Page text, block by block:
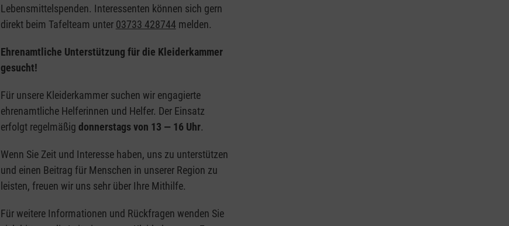
Lebensmittelspenden. Interessenten können sich gern
direkt beim Tafelteam unter 03733 428744 melden.
Ehrenamtliche Unterstützung für die Kleiderkammer
gesucht!
Für unsere Kleiderkammer suchen wir engagierte
ehrenamtliche Helferinnen und Helfer. Der Einsatz
erfolgt regelmäßig donnerstags von 13 — 16 Uhr.
Wenn Sie Zeit und Interesse haben, uns zu unterstützen
und einen Beitrag für Menschen in unserer Region zu
leisten, freuen wir uns sehr über Ihre Mithilfe.
Für weitere Informationen und Rückfragen wenden Sie